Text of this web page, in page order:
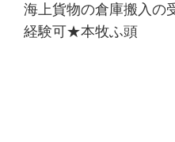
海上貨物の倉庫搬入の
経験可★本牧ふ頭